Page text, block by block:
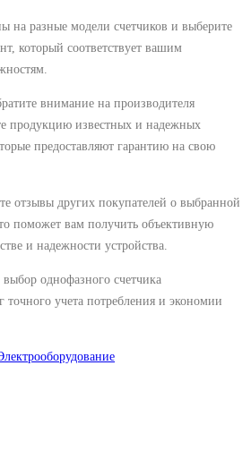
на разные модели счетчиков и выберите
который соответствует вашим
внимание на производителя
продукцию известных и надежных
предоставляют гарантию на свою
отзывы других покупателей о выбранной
поможет вам получить объективную
и надежности устройства.
однофазного счетчика
точного учета потребления и экономии